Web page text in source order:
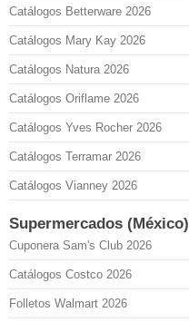
Catálogos Betterware 2026
Catálogos Mary Kay 2026
Catálogos Natura 2026
Catálogos Oriflame 2026
Catálogos Yves Rocher 2026
Catálogos Terramar 2026
Catálogos Vianney 2026
Supermercados (México)
Cuponera Sam's Club 2026
Catálogos Costco 2026
Folletos Walmart 2026